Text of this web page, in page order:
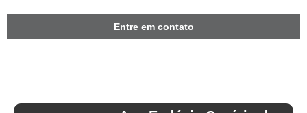
Entre em contato